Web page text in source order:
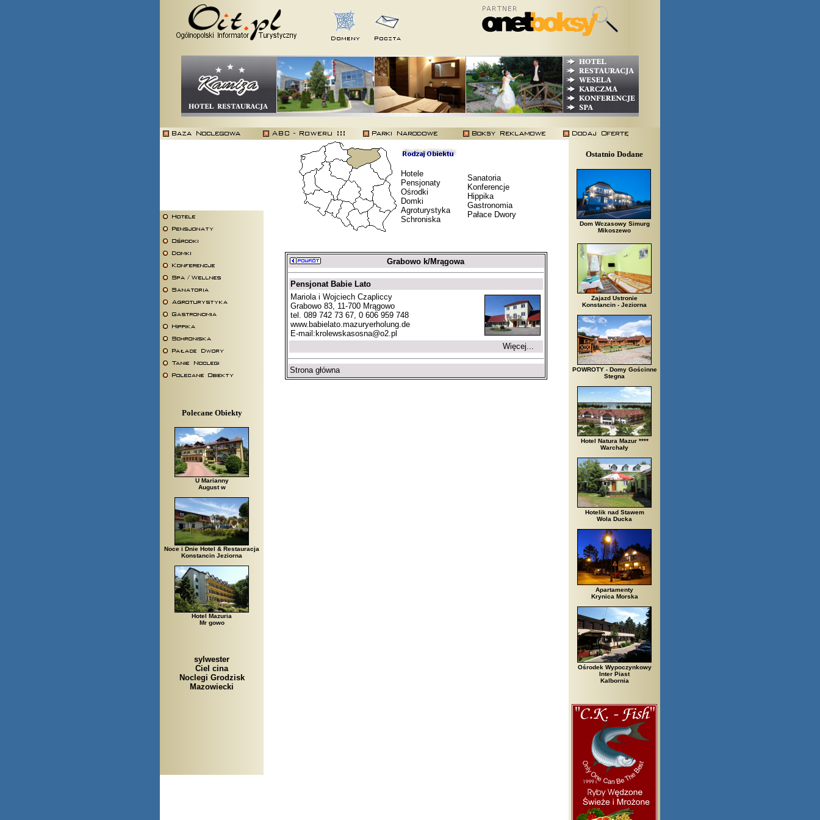
Polecane Obiekty
U Marianny
August w
Noce i Dnie Hotel & Restauracja
Konstancin Jeziorna
Hotel Mazuria
Mr gowo
sylwester
Ciel cina
Noclegi Grodzisk
Mazowiecki
Hotele
Pensjonaty
Ośrodki
Domki
Agroturystyka
Schroniska
Sanatoria
Konferencje
Hippika
Gastronomia
Pałace Dwory
Grabowo k/Mrągowa
Pensjonat Babie Lato
Mariola i Wojciech Czapliccy
Grabowo 83, 11-700 Mrągowo
tel. 089 742 73 67, 0 606 959 748
www.babielato.mazuryerholung.de
E-mail: krolewskasosna@o2.pl
Więcej...
Strona główna
Arłamów, Augustów, Babice Stare, Bachanowo, Barczewo, Bardo, Białobrzegi, Białowieża, Bielsko Biała, Biały Bór, Biały Dunajec,
Ostatnio Dodane
Dom Wczasowy Simurg
Mikoszewo
Zajazd Ustronie
Konstancin - Jeziorna
POWROTY - Domy Gościnne
Stegna
Hotel Natura Mazur ****
Warchały
Hotelik nad Stawem
Wola Ducka
Apartamenty
Krynica Morska
Ośrodek Wypoczynkowy
Inter Piast
Kalbornia